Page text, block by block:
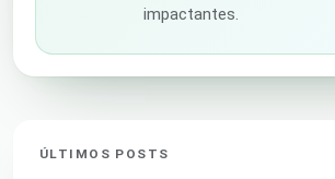
impactantes.
ÚLTIMOS POSTS